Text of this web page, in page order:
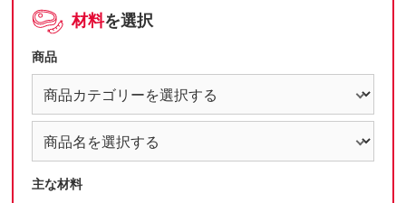
材料を選択
商品
主な材料